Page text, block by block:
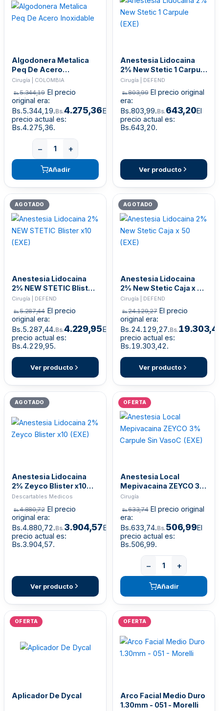
Algodonera Metalica
Peq De Acero
Inoxidable
Cirugía | COLOMBIA
Bs.5.344,19 El precio
original era:
Bs.5.344,19.Bs.4.275,36El
precio actual es:
Bs.4.275,36.
− +
Añadir
Anestesia Lidocaina
2% New Stetic 1 Carpule
(EXE)
Cirugía | DEFEND
Bs.803,99 El precio original
era:
Bs.803,99.Bs.643,20El
precio actual es:
Bs.643,20.
Ver producto
AGOTADO
Anestesia Lidocaina
2% NEW STETIC Blister
x10 (EXE)
Cirugía | DEFEND
Bs.5.287,44 El precio
original era:
Bs.5.287,44.Bs.4.229,95El
precio actual es:
Bs.4.229,95.
Ver producto
AGOTADO
Anestesia Lidocaina
2% New Stetic Caja x 50
(EXE)
Cirugía | DEFEND
Bs.24.129,27 El precio
original era:
Bs.24.129,27.Bs.
precio actual es:
Bs.19.303,42.
Ver producto
AGOTADO
Anestesia Lidocaina
2% Zeyco Blister x10
(EXE)
Descartables Medicos
Bs.4.880,72 El precio
original era:
Bs.4.880,72.Bs.3.904,57El
precio actual es:
Bs.3.904,57.
Ver producto
OFERTA
Anestesia Local
Mepivacaina ZEYCO 3%
Carpule Sin VasoC
Cirugía
Bs.633,74 El precio original
era:
Bs.633,74.Bs.506,99El
precio actual es:
Bs.506,99.
− +
Añadir
OFERTA
Aplicador De Dycal
OFERTA
Arco Facial Medio Duro
1.30mm - 051 - Morelli